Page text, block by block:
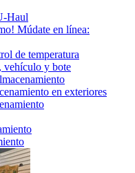
Haul
Múdate en línea:
de temperatura
vehículo y bote
en exteriores